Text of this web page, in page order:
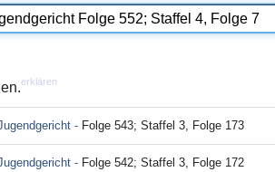
erklären
- Folge 543; Staffel 3, Folge 173
- Folge 542; Staffel 3, Folge 172